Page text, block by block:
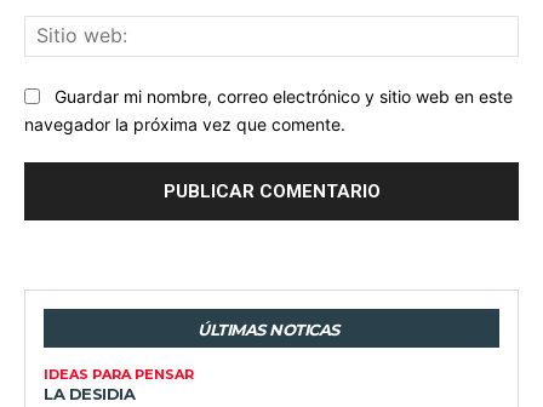
Guardar mi nombre, correo electrónico y sitio web en este
navegador la próxima vez que comente.
ÚLTIMAS NOTICAS
IDEAS PARA PENSAR
LA DESIDIA